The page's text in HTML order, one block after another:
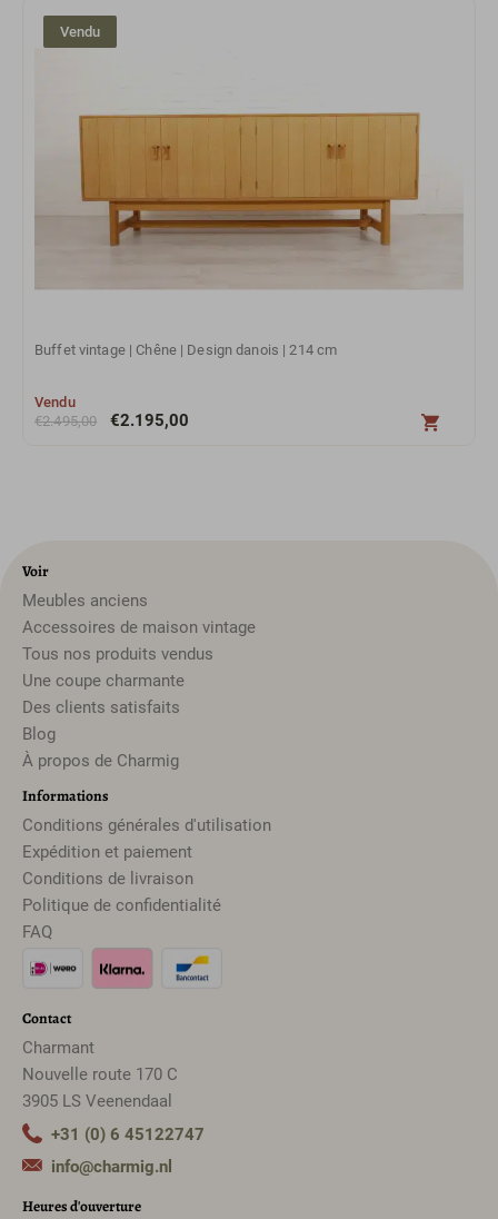
Vendu
Buffet vintage | Chêne | Design danois | 214 cm
Vendu
€2.495,00 €2.195,00
Voir
Meubles anciens
Accessoires de maison vintage
Tous nos produits vendus
Une coupe charmante
Des clients satisfaits
Blog
À propos de Charmig
Informations
Conditions générales d'utilisation
Expédition et paiement
Conditions de livraison
Politique de confidentialité
FAQ
Contact
Charmant
Nouvelle route 170 C
3905 LS Veenendaal
+31 (0) 6 45122747
info@charmig.nl
Heures d'ouverture